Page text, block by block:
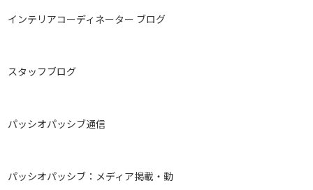
インテリアコーディネーター ブログ
スタッフブログ
パッシオパッシブ通信
パッシオパッシブ：メディア掲載・動